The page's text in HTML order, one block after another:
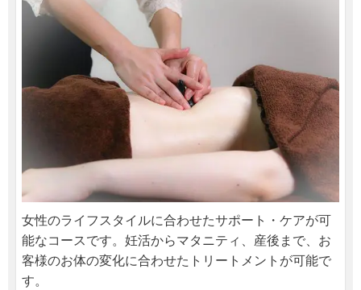
女性のライフスタイルに合わせたサポート・ケアが可
能なコースです。妊活からマタニティ、産後まで、お
客様のお体の変化に合わせたトリートメントが可能で
す。